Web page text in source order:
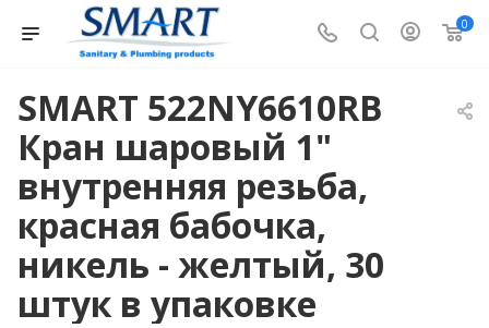
0
SMART 522NY6610RB
Кран шаровый 1"
внутренняя резьба,
красная бабочка,
никель - желтый, 30
штук в упаковке